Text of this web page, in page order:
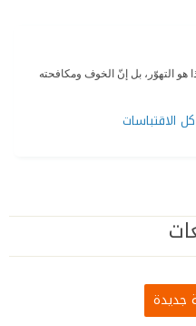
التهوّر، بل إنّ الخوف ومكافحته
كل الاقتباسات
جديدة